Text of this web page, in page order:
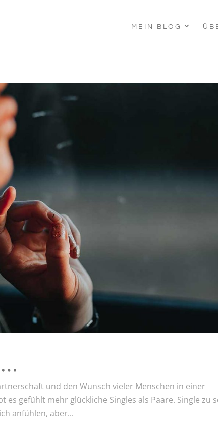
MEIN BLOG
und den Wunsch vieler Menschen in einer
es gefühlt mehr glückliche Singles als Paare. Single zu
anfühlen, aber...